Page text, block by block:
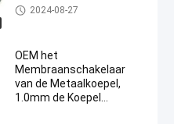
Het Membraanschakelaar van
de metaalkoepel
2024-08-27
OEM het
Membraanschakelaar
van de Metaalkoepel,
1.0mm de Koepel